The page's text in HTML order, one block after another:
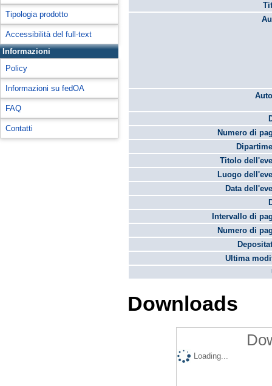
Tipologia prodotto
Accessibilità del full-text
Informazioni
Policy
Informazioni su fedOA
FAQ
Contatti
Numero di
Titolo
Luogo
Data
Intervallo di
Numero di
Ultima
Downloads
Loading...